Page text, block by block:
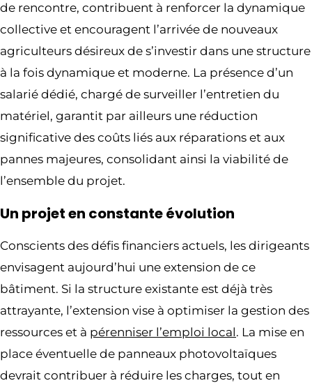
de rencontre, contribuent à renforcer la dynamique
collective et encouragent l’arrivée de nouveaux
agriculteurs désireux de s’investir dans une structure
à la fois dynamique et moderne. La présence d’un
salarié dédié, chargé de surveiller l’entretien du
matériel, garantit par ailleurs une réduction
significative des coûts liés aux réparations et aux
pannes majeures, consolidant ainsi la viabilité de
l’ensemble du projet.
Un projet en constante évolution
Conscients des défis financiers actuels, les dirigeants
envisagent aujourd’hui une extension de ce
bâtiment. Si la structure existante est déjà très
attrayante, l’extension vise à optimiser la gestion des
ressources et à pérenniser l’emploi local. La mise en
place éventuelle de panneaux photovoltaïques
devrait contribuer à réduire les charges, tout en